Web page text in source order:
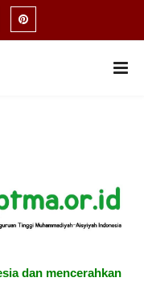
dan mencerahkan